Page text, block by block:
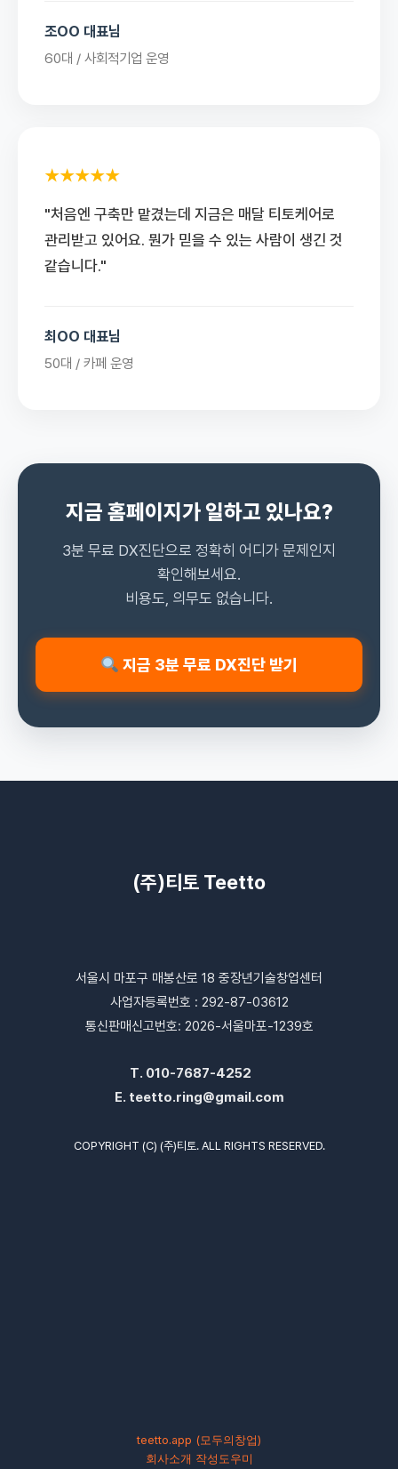
조OO 대표님
60대 / 사회적기업 운영
★★★★★
"처음엔 구축만 맡겼는데 지금은 매달 티토케어로
관리받고 있어요. 뭔가 믿을 수 있는 사람이 생긴 것
같습니다."
최OO 대표님
50대 / 카페 운영
지금 홈페이지가 일하고 있나요?
3분 무료 DX진단으로 정확히 어디가 문제인지
확인해보세요.
비용도, 의무도 없습니다.
지금 3분 무료 DX진단 받기
(주)티토 Teetto
서울시 마포구 매봉산로 18 중장년기술창업센터
사업자등록번호 : 292-87-03612
통신판매신고번호: 2026-서울마포-1239호
T. 010-7687-4252
E. teetto.ring@gmail.com
COPYRIGHT (C) (주)티토. ALL RIGHTS RESERVED.
teetto.app (모두의창업)
회사소개 작성도우미